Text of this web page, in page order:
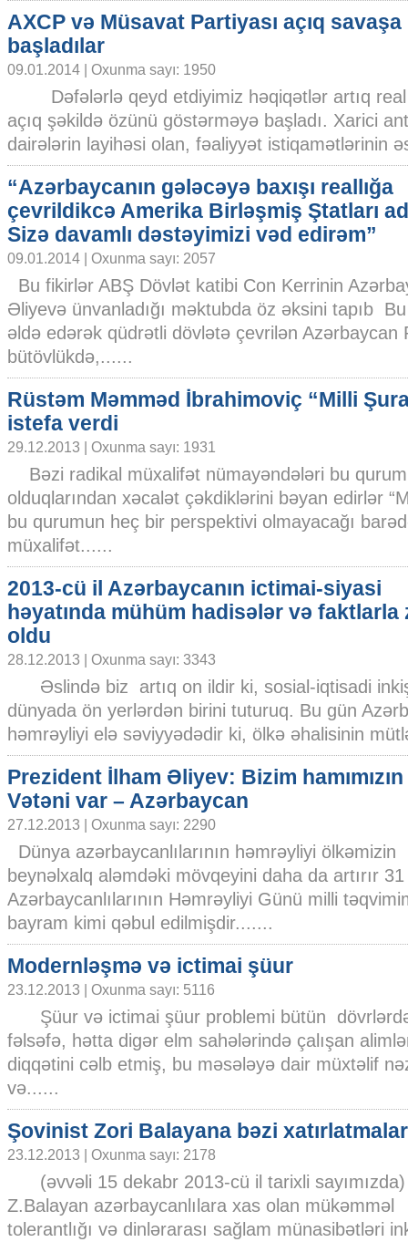
AXCP və Müsavat Partiyası açıq savaşa
başladılar
09.01.2014 | Oxunma sayı: 1950
Dəfələrlə qeyd etdiyimiz həqiqətlər artıq real
açıq şəkildə özünü göstərməyə başladı. Xarici
dairələrin layihəsi olan, fəaliyyət istiqamətlərinin
“Azərbaycanın gələcəyə baxışı reallığa
çevrildikcə Amerika Birləşmiş Ştatları
Sizə davamlı dəstəyimizi vəd edirəm”
09.01.2014 | Oxunma sayı: 2057
Bu fikirlər ABŞ Dövlət katibi Con Kerrinin
Əliyevə ünvanladığı məktubda öz əksini tapıb
əldə edərək qüdrətli dövlətə çevrilən Azərbaycan
bütövlükdə,......
Rüstəm Məmməd İbrahimoviç “Milli
istefa verdi
29.12.2013 | Oxunma sayı: 1931
Bəzi radikal müxalifət nümayəndələri bu
olduqlarından xəcalət çəkdiklərini bəyan edirlər
bu qurumun heç bir perspektivi olmayacağı
müxalifət......
2013-cü il Azərbaycanın ictimai-siyasi
həyatında mühüm hadisələr və faktlarla
oldu
28.12.2013 | Oxunma sayı: 3343
Əslində biz artıq on ildir ki, sosial-iqtisadi
dünyada ön yerlərdən birini tuturuq. Bu gün
həmrəyliyi elə səviyyədədir ki, ölkə əhalisinin
Prezident İlham Əliyev: Bizim
Vətəni var – Azərbaycan
27.12.2013 | Oxunma sayı: 2290
Dünya azərbaycanlılarının həmrəyliyi ölkəmizin
beynəlxalq aləmdəki mövqeyini daha da artırır
Azərbaycanlılarının Həmrəyliyi Günü milli
bayram kimi qəbul edilmişdir.......
Modernləşmə və ictimai şüur
23.12.2013 | Oxunma sayı: 5116
Şüur və ictimai şüur problemi bütün
fəlsəfə, hətta digər elm sahələrində çalışan
diqqətini cəlb etmiş, bu məsələyə dair müxtəlif
və......
Şovinist Zori Balayana bəzi xatırlatmalar
23.12.2013 | Oxunma sayı: 2178
(əvvəli 15 dekabr 2013-cü il tarixli sayımızda)
Z.Balayan azərbaycanlılara xas olan mükəmməl
tolerantlığı və dinlərarası sağlam münasibətləri